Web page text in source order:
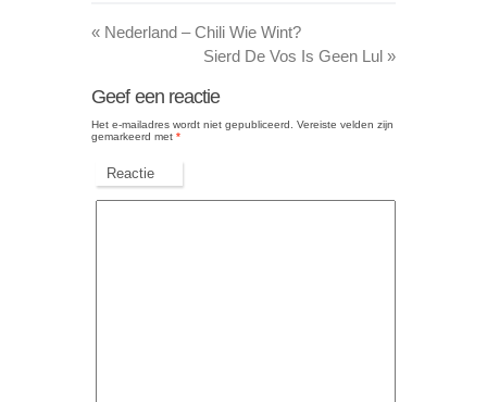
« Nederland – Chili Wie Wint?
Sierd De Vos Is Geen Lul »
Geef een reactie
Het e-mailadres wordt niet gepubliceerd.
Vereiste velden zijn
gemarkeerd met *
Reactie